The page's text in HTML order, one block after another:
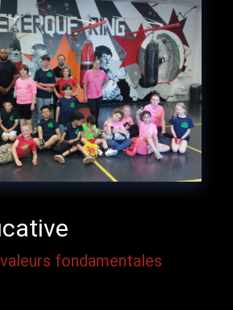
fondamentales